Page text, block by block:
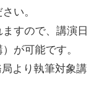
い。
すので、講演
が可能です。
より執筆対象